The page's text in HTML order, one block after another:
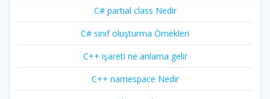
C# partial class Nedir
C# sınıf oluşturma Örnekleri
C++ işareti ne anlama gelir
C++ namespace Nedir